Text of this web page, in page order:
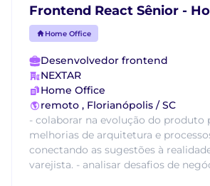
Frontend React Sênior -
Home Office
Desenvolvedor frontend
NEXTAR
Home Office
remoto , Florianópolis / SC
- colaborar na evolução do produto
melhorias de arquitetura e
conectando as sugestões à
varejista. - analisar desafios de